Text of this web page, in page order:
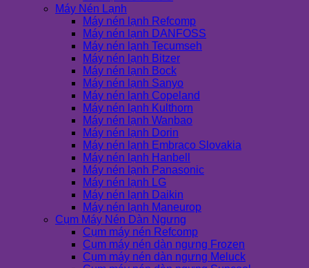
Máy Nén Lạnh
Máy nén lạnh Refcomp
Máy nén lạnh DANFOSS
Máy nén lạnh Tecumseh
Máy nén lạnh Bitzer
Máy nén lạnh Bock
Máy nén lạnh Sanyo
Máy nén lạnh Copeland
Máy nén lạnh Kulthorn
Máy nén lạnh Wanbao
Máy nén lạnh Dorin
Máy nén lạnh Embraco Slovakia
Máy nén lạnh Hanbell
Máy nén lạnh Panasonic
Máy nén lạnh LG
Máy nén lạnh Daikin
Máy nén lạnh Maneurop
Cụm Máy Nén Dàn Ngưng
Cụm máy nén Refcomp
Cụm máy nén dàn ngưng Frozen
Cụm máy nén dàn ngưng Meluck